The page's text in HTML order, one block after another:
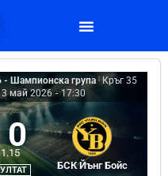
- Шампионска група | Кръг 35
3 май 2026 - 17:30
0
1.15
БСК Йънг Бойс